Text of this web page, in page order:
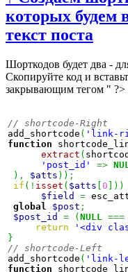
которых будем
текст поста
Шорткодов будет два -
Cкопируйте код и
закрывающим тегом " ?>
// shortcode-Right
add_shortcode ( 'link-
function
extract (
'post_id'
=>
) , $atts ) ) ;
if ( ! isset ( $atts 0 ) )
$field
=
global
$post ;
$post_id
= ( NULL ===
return
'<div
}
// shortcode-Left
add_shortcode ( 'link-
function